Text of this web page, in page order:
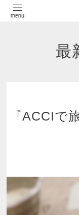
最
『ACCIで